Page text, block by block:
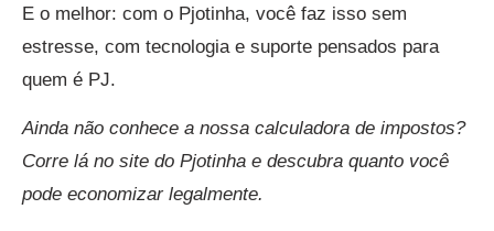
E o melhor: com o Pjotinha, você faz isso sem
estresse, com tecnologia e suporte pensados para
quem é PJ.
Ainda não conhece a nossa calculadora de impostos?
Corre lá no site do Pjotinha e descubra quanto você
pode economizar legalmente.